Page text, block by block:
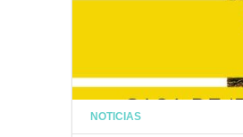
NOTICIAS